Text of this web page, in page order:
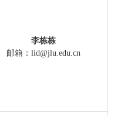
李栋栋
邮箱：lid@jlu.edu.cn